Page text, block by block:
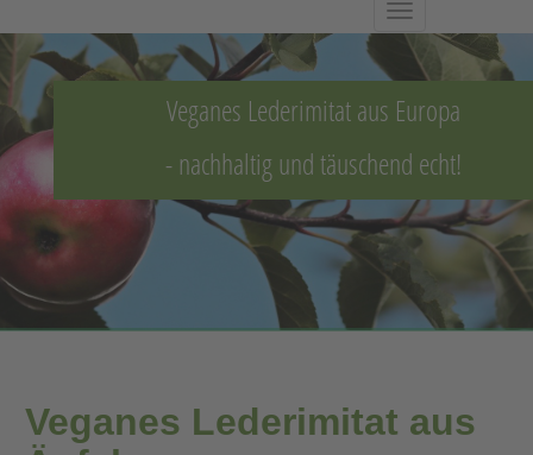
Toggle
navigation
Veganes Lederimitat aus Europa
- nachhaltig und täuschend echt!
Veganes Lederimitat aus